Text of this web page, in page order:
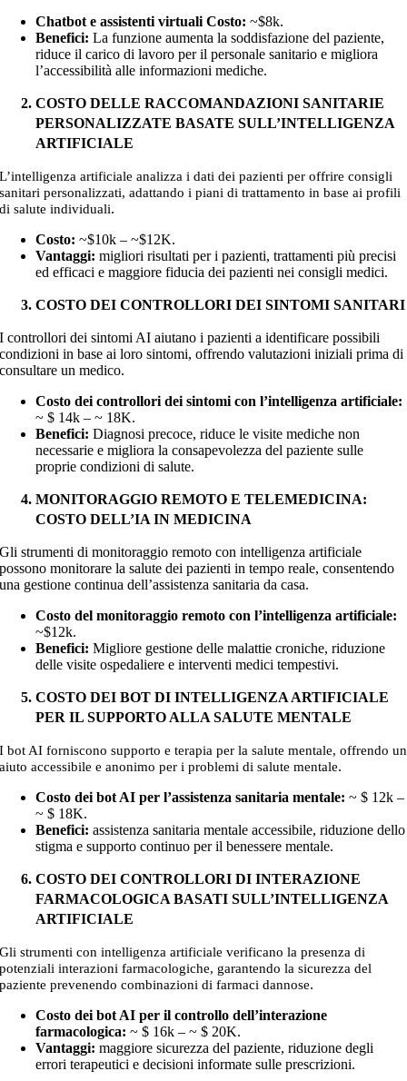
Chatbot e assistenti virtuali Costo: ~$8k.
Benefici:La funzione aumenta la soddisfazione del paziente,
riduce il carico di lavoro per il personale sanitario e migliora
l’accessibilità alle informazioni mediche.
COSTO DELLE RACCOMANDAZIONI SANITARIE
PERSONALIZZATE BASATE SULL’INTELLIGENZA
ARTIFICIALE
L’intelligenza artificiale analizza i dati dei pazienti per offrire consigli
sanitari personalizzati, adattando i piani di trattamento in base ai profili
di salute individuali.
Costo: ~$10k – ~$12K.
Vantaggi:migliori risultati per i pazienti, trattamenti più precisi
ed efficaci e maggiore fiducia dei pazienti nei consigli medici.
COSTO DEI CONTROLLORI DEI SINTOMI SANITARI
I controllori dei sintomi AI aiutano i pazienti a identificare possibili
condizioni in base ai loro sintomi, offrendo valutazioni iniziali prima di
consultare un medico.
Costo dei controllori dei sintomi con l’intelligenza artificiale:
~ $ 14k – ~ 18K.
Benefici:Diagnosi precoce, riduce le visite mediche non
necessarie e migliora la consapevolezza del paziente sulle
proprie condizioni di salute.
MONITORAGGIO REMOTO E TELEMEDICINA:
COSTO DELL’IA IN MEDICINA
Gli strumenti di monitoraggio remoto con intelligenza artificiale
possono monitorare la salute dei pazienti in tempo reale, consentendo
una gestione continua dell’assistenza sanitaria da casa.
Costo del monitoraggio remoto con l’intelligenza artificiale:
~$12k.
Benefici:Migliore gestione delle malattie croniche, riduzione
delle visite ospedaliere e interventi medici tempestivi.
COSTO DEI BOT DI INTELLIGENZA ARTIFICIALE
PER IL SUPPORTO ALLA SALUTE MENTALE
I bot AI forniscono supporto e terapia per la salute mentale, offrendo un
aiuto accessibile e anonimo per i problemi di salute mentale.
Costo dei bot AI per l’assistenza sanitaria mentale: ~ $ 12k –
~ $ 18K.
Benefici:assistenza sanitaria mentale accessibile, riduzione dello
stigma e supporto continuo per il benessere mentale.
COSTO DEI CONTROLLORI DI INTERAZIONE
FARMACOLOGICA BASATI SULL’INTELLIGENZA
ARTIFICIALE
Gli strumenti con intelligenza artificiale verificano la presenza di
potenziali interazioni farmacologiche, garantendo la sicurezza del
paziente prevenendo combinazioni di farmaci dannose.
Costo dei bot AI per il controllo dell’interazione
farmacologica: ~ $ 16k – ~ $ 20K.
Vantaggi:maggiore sicurezza del paziente, riduzione degli
errori terapeutici e decisioni informate sulle prescrizioni.